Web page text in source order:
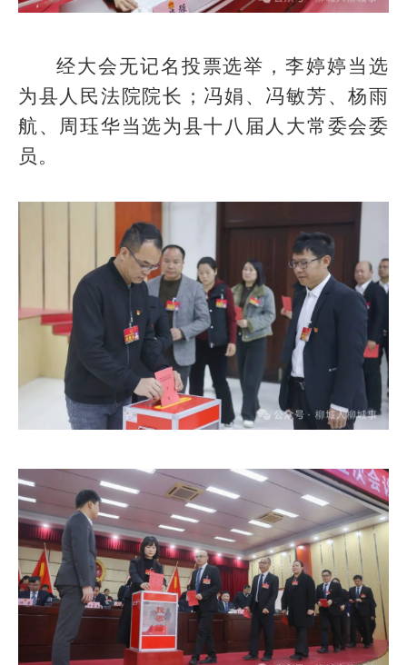
经大会无记名投票选举，李婷婷当选
为县人民法院院长；冯娟、冯敏芳、杨雨
航、周珏华当选为县十八届人大常委会委
员。